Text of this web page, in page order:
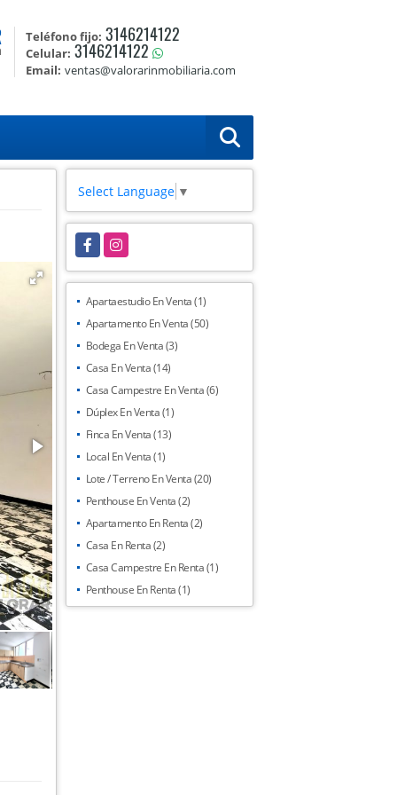
Teléfono fijo: 3146214122
Celular: 3146214122
Email: ventas@valorarinmobiliaria.com
Select Language ▼
FacebookInstagram
Apartaestudio En Venta (1)
Apartamento En Venta (50)
Bodega En Venta (3)
Casa En Venta (14)
Casa Campestre En Venta (6)
Dúplex En Venta (1)
Finca En Venta (13)
Local En Venta (1)
Lote / Terreno En Venta (20)
Penthouse En Venta (2)
Apartamento En Renta (2)
Casa En Renta (2)
Casa Campestre En Renta (1)
Penthouse En Renta (1)